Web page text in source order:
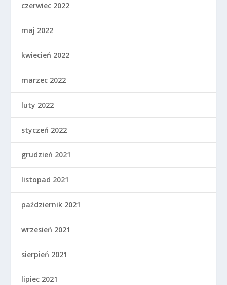
czerwiec 2022
maj 2022
kwiecień 2022
marzec 2022
luty 2022
styczeń 2022
grudzień 2021
listopad 2021
październik 2021
wrzesień 2021
sierpień 2021
lipiec 2021